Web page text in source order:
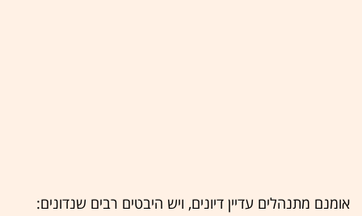
אומנם מתנהלים עדיין דיונים, ויש היבטים רבים שנדונים: